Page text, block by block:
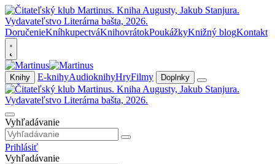
DoručenieKníhkupectváKnihovrátokPoukážkyKnižný blogKontakt
Knihy E-knihyAudioknihyHryFilmy Doplnky
Vyhľadávanie
Prihlásiť
Vyhľadávanie